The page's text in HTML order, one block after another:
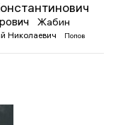
Жабин
Николаевич
Попов